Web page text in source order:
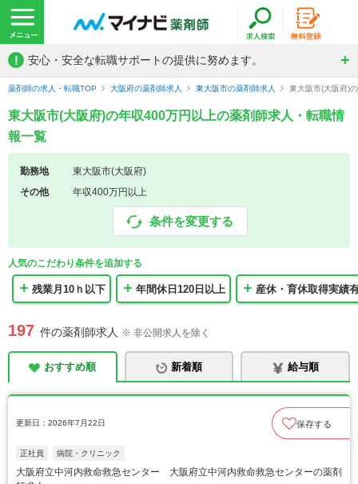
! 安心・安全な転職サポートの提供に努めます。
薬剤師の求人・転職TOP 大阪府の薬剤師求人 東大阪市の薬剤師求人 東大阪市(大阪府)
東大阪市(大阪府)の年収400万円以上の薬剤師求人・転職情
報一覧
勤務地
東大阪市(大阪府)
その他
年収400万円以上
条件を変更する
人気のこだわり条件を追加する
残業月10ｈ以下 年間休日120日以上 産休・育休取得実績
197 件の薬剤師求人 ※ 非公開求人を除く
おすすめ順 新着順 給与順
更新日：2026年7月22日 保存する
正社員 病院・クリニック
大阪府立中河内救命救急センター 大阪府立中河内救命救急センターの薬剤